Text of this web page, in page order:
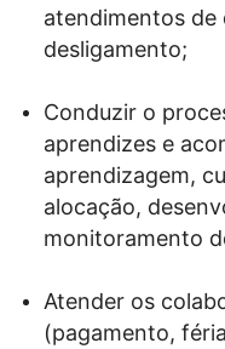
atendimentos de
desligamento;
Conduzir o
aprendizes e
aprendizagem,
alocação,
monitoramento
Atender os
(pagamento,